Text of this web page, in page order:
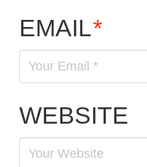
EMAIL*
WEBSITE